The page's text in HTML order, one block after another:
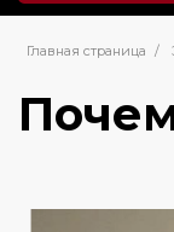
Главная страница /